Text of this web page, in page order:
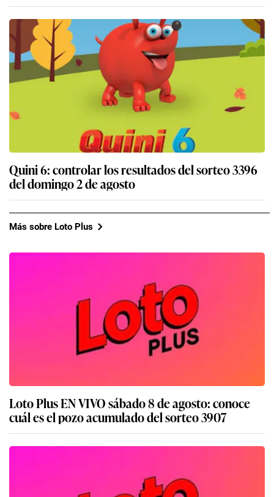
Quini 6: controlar los resultados del sorteo 3396
del domingo 2 de agosto
Más sobre Loto Plus
Loto Plus EN VIVO sábado 8 de agosto: conoce
cuál es el pozo acumulado del sorteo 3907